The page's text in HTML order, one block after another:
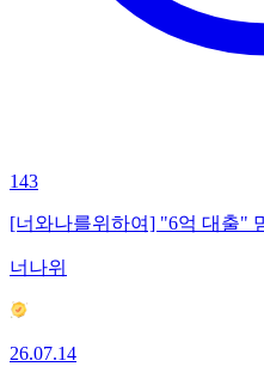
143
[너와나를위하여] "6억 대출"
너나위
26.07.14